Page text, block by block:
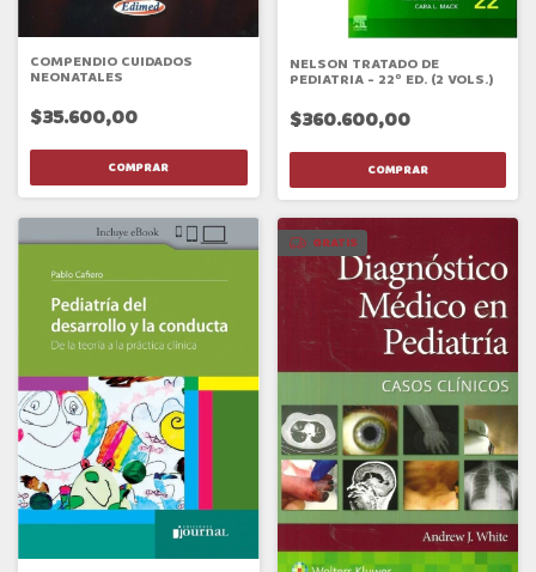
COMPENDIO CUIDADOS
NEONATALES
$35.600,00
NELSON TRATADO DE
PEDIATRIA - 22º ED. (2 VOLS.)
$360.600,00
GRATIS